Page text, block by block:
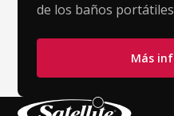
de los baños
Más